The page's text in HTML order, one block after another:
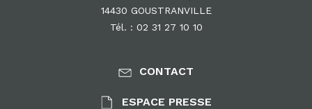
14430 GOUSTRANVILLE
Tél. : 02 31 27 10 10
CONTACT
ESPACE PRESSE